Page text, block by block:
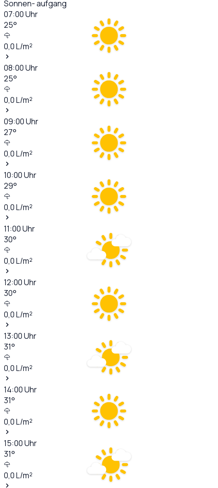
Sonnen- aufgang
07:00Uhr
25°
0,0L/m²
08:00Uhr
25°
0,0L/m²
09:00Uhr
27°
0,0L/m²
10:00Uhr
29°
0,0L/m²
11:00Uhr
30°
0,0L/m²
12:00Uhr
30°
0,0L/m²
13:00Uhr
31°
0,0L/m²
14:00Uhr
31°
0,0L/m²
15:00Uhr
31°
0,0L/m²